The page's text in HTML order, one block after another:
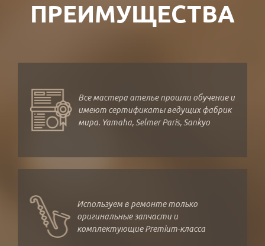
ПРЕИМУЩЕСТВА
Все мастера ателье прошли обучение и
имеют сертификаты ведущих фабрик
мира. Yamaha, Selmer Paris, Sankyo
Используем в ремонте только
оригинальные запчасти и
комплектующие Premium-класса